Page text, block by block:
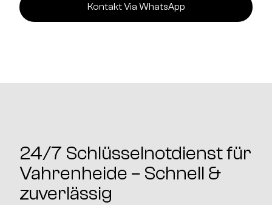
Kontakt Via WhatsApp
24/7 Schlüsselnotdienst für
Vahrenheide – Schnell &
zuverlässig